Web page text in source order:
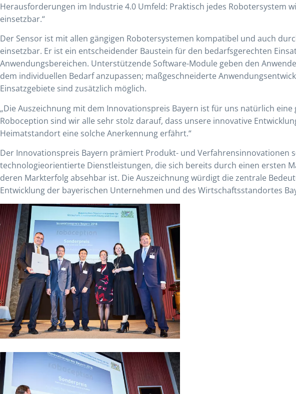
Herausforderungen im Industrie 4.0 Umfeld: Praktisch jedes Robotersystem
einsetzbar.“
Der Sensor ist mit allen gängigen Robotersystemen kompatibel und auch
einsetzbar. Er ist ein entscheidender Baustein für den bedarfsgerechten
Anwendungsbereichen. Unterstützende Software-Module geben den
dem individuellen Bedarf anzupassen; maßgeschneiderte
Einsatzgebiete sind zusätzlich möglich.
„Die Auszeichnung mit dem Innovationspreis Bayern ist für uns natürlich eine
Roboception sind wir alle sehr stolz darauf, dass unsere innovative
Heimatstandort eine solche Anerkennung erfährt.“
Der Innovationspreis Bayern prämiert Produkt- und Verfahrensinnovationen
technologieorientierte Dienstleistungen, die sich bereits durch einen ersten
deren Markterfolg absehbar ist. Die Auszeichnung würdigt die zentrale
Entwicklung der bayerischen Unternehmen und des Wirtschaftsstandortes